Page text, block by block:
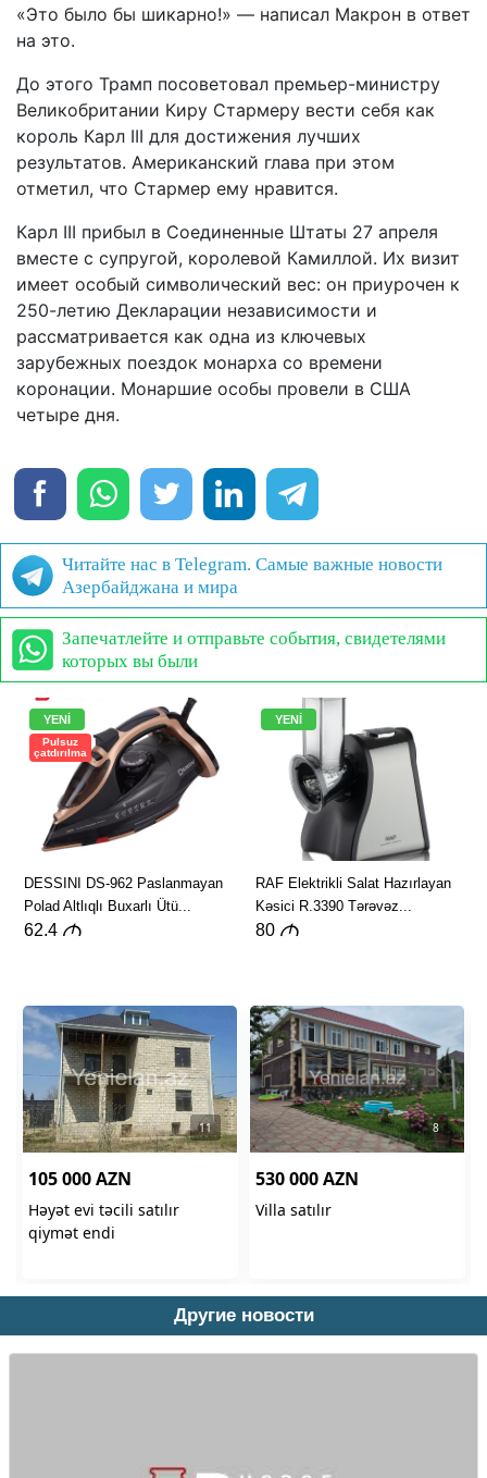
«Это было бы шикарно!» — написал Макрон в ответ
на это.
До этого Трамп посоветовал премьер-министру
Великобритании Киру Стармеру вести себя как
король Карл III для достижения лучших
результатов. Американский глава при этом
отметил, что Стармер ему нравится.
Карл III прибыл в Соединенные Штаты 27 апреля
вместе с супругой, королевой Камиллой. Их визит
имеет особый символический вес: он приурочен к
250-летию Декларации независимости и
рассматривается как одна из ключевых
зарубежных поездок монарха со времени
коронации. Монаршие особы провели в США
четыре дня.
Читайте нас в Telegram. Самые важные новости
Азербайджана и мира
Запечатлейте и отправьте события, свидетелями
которых вы были
Другие новости